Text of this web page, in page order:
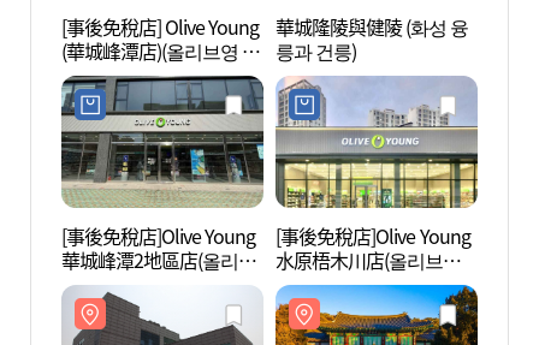
[事後免稅店] Olive Young
(華城峰潭店)(올리브영 화
성봉담점)
華城隆陵與健陵 (화성 융
릉과 건릉)
[事後免稅店]Olive Young
華城峰潭2地區店(올리브
영 화성봉담2지구점)
[事後免稅店]Olive Young
水原梧木川店(올리브영
수원오목천점)